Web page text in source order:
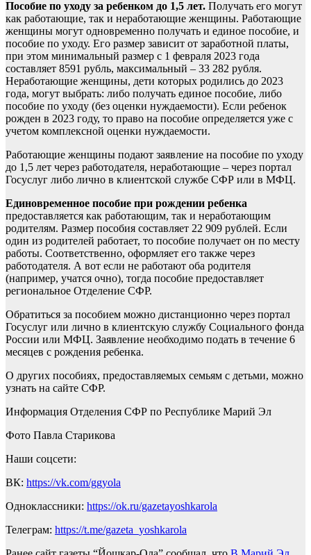
Пособие по уходу за ребенком до 1,5 лет. Получать его могут
как работающие, так и неработающие женщины. Работающие
женщины могут одновременно получать и единое пособие, и
пособие по уходу. Его размер зависит от заработной платы,
при этом минимальный размер с 1 февраля 2023 года
составляет 8591 рубль, максимальный – 33 282 рубля.
Неработающие женщины, дети которых родились до 2023
года, могут выбрать: либо получать единое пособие, либо
пособие по уходу (без оценки нуждаемости). Если ребенок
рожден в 2023 году, то право на пособие определяется уже с
учетом комплексной оценки нуждаемости.
Работающие женщины подают заявление на пособие по уходу
до 1,5 лет через работодателя, неработающие – через портал
Госуслуг либо лично в клиентской службе СФР или в МФЦ.
Единовременное пособие при рождении ребенка
предоставляется как работающим, так и неработающим
родителям. Размер пособия составляет 22 909 рублей. Если
один из родителей работает, то пособие получает он по месту
работы. Соответственно, оформляет его также через
работодателя. А вот если не работают оба родителя
(например, учатся очно), тогда пособие предоставляет
региональное Отделение СФР.
Обратиться за пособием можно дистанционно через портал
Госуслуг или лично в клиентскую службу Социального фонда
России или МФЦ. Заявление необходимо подать в течение 6
месяцев с рождения ребенка.
О других пособиях, предоставляемых семьям с детьми, можно
узнать на сайте СФР.
Информация Отделения СФР по Республике Марий Эл
Фото Павла Старикова
Наши соцсети:
ВК: https://vk.com/ggyola
Одноклассники: https://ok.ru/gazetayoshkarola
Телеграм: https://t.me/gazeta_yoshkarola